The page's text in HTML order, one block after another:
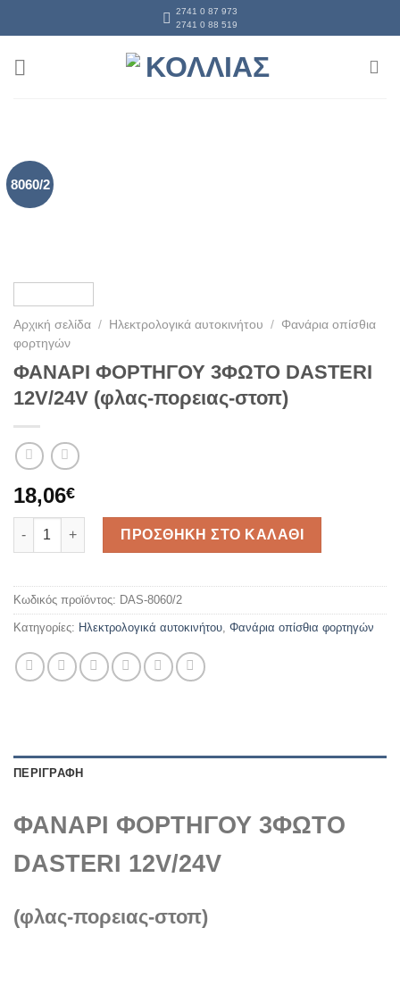
to
2741 0 87 973
2741 0 88 519
8060/2
Αρχική σελίδα / Ηλεκτρολογικά αυτοκινήτου / Φανάρια οπίσθια
φορτηγών
ΦΑΝΑΡΙ ΦΟΡΤΗΓΟΥ 3ΦΩΤΟ DASTERI
12V/24V (φλας-πορειας-στοπ)
18,06€
ΦΑΝΑΡΙ ΦΟΡΤΗΓΟΥ 3ΦΩΤΟ DASTERI 12V/24V (φλας-πορειας-
ΠΡΟΣΘΗΚΗ ΣΤΟ ΚΑΛΑΘΙ
Κωδικός προϊόντος: DAS-8060/2
Κατηγορίες: Ηλεκτρολογικά αυτοκινήτου Φανάρια οπίσθια φορτηγών
ΠΕΡΙΓΡΑΦΗ
ΦΑΝΑΡΙ ΦΟΡΤΗΓΟΥ 3ΦΩΤΟ
DASTERI 12V/24V
(φλας-πορειας-στοπ)